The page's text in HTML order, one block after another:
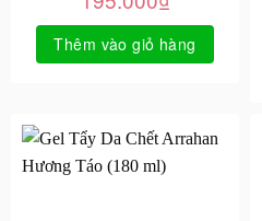
Thêm vào giỏ hàng